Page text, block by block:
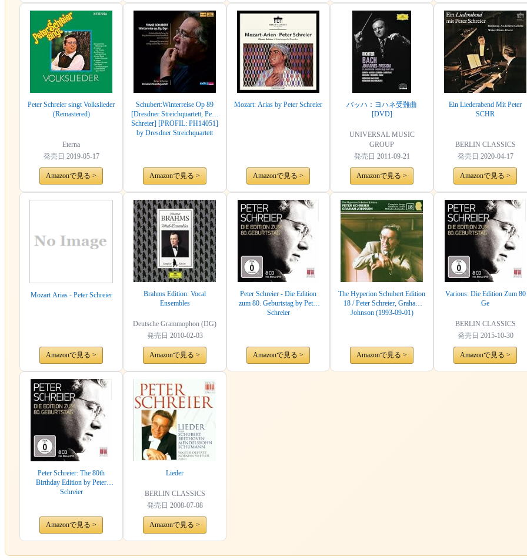
Peter Schreier singt Volkslieder
(Remastered)
Eterna
発売日 2019-05-17
Amazonで見る >
Schubert:Winterreise Op 89
[Dresdner Streichquartett, Peter
Schreier] [PROFIL: PH14051]
by Dresdner Streichquartett
Amazonで見る >
Mozart: Arias by Peter Schreier
Amazonで見る >
バッハ：ヨハネ受難曲
[DVD]
UNIVERSAL MUSIC
GROUP
発売日 2011-09-21
Amazonで見る >
Ein Liederabend Mit Peter
SCHR
BERLIN CLASSICS
発売日 2020-04-17
Amazonで見る >
Mozart Arias - Peter Schreier
Amazonで見る >
Brahms Edition: Vocal
Ensembles
Deutsche Grammophon (DG)
発売日 2010-02-03
Amazonで見る >
Peter Schreier - Die Edition
zum 80. Geburtstag by Peter
Schreier
Amazonで見る >
The Hyperion Schubert Edition
18 / Peter Schreier, Graham
Johnson (1993-09-01)
Amazonで見る >
Various: Die Edition Zum 80
Ge
BERLIN CLASSICS
発売日 2015-10-30
Amazonで見る >
Peter Schreier: The 80th
Birthday Edition by Peter
Schreier
Amazonで見る >
Lieder
BERLIN CLASSICS
発売日 2008-07-08
Amazonで見る >